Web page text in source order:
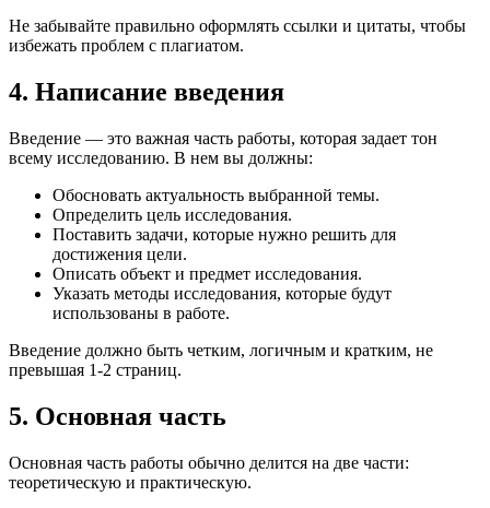
Не забывайте правильно оформлять ссылки и цитаты, чтобы
избежать проблем с плагиатом.
4. Написание введения
Введение — это важная часть работы, которая задает тон
всему исследованию. В нем вы должны:
Обосновать актуальность выбранной темы.
Определить цель исследования.
Поставить задачи, которые нужно решить для
достижения цели.
Описать объект и предмет исследования.
Указать методы исследования, которые будут
использованы в работе.
Введение должно быть четким, логичным и кратким, не
превышая 1-2 страниц.
5. Основная часть
Основная часть работы обычно делится на две части:
теоретическую и практическую.